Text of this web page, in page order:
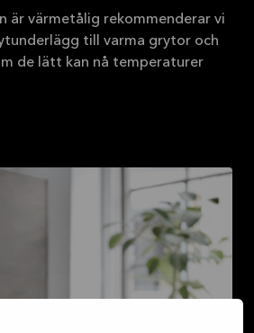
är värmetålig rekommenderar vi
till varma grytor och
de lätt kan nå temperaturer